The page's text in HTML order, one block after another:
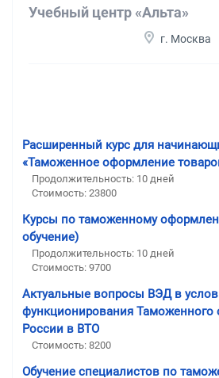
Учебный центр «Альта»
г. Москва
Расширенный курс для
«Таможенное оформление
Продолжительность: 10 дней
Стоимость: 23800
Курсы по таможенному
обучение)
Продолжительность: 10 дней
Стоимость: 9700
Актуальные вопросы ВЭД в
функционирования Таможенного
России в ВТО
Стоимость: 8200
Обучение специалистов по